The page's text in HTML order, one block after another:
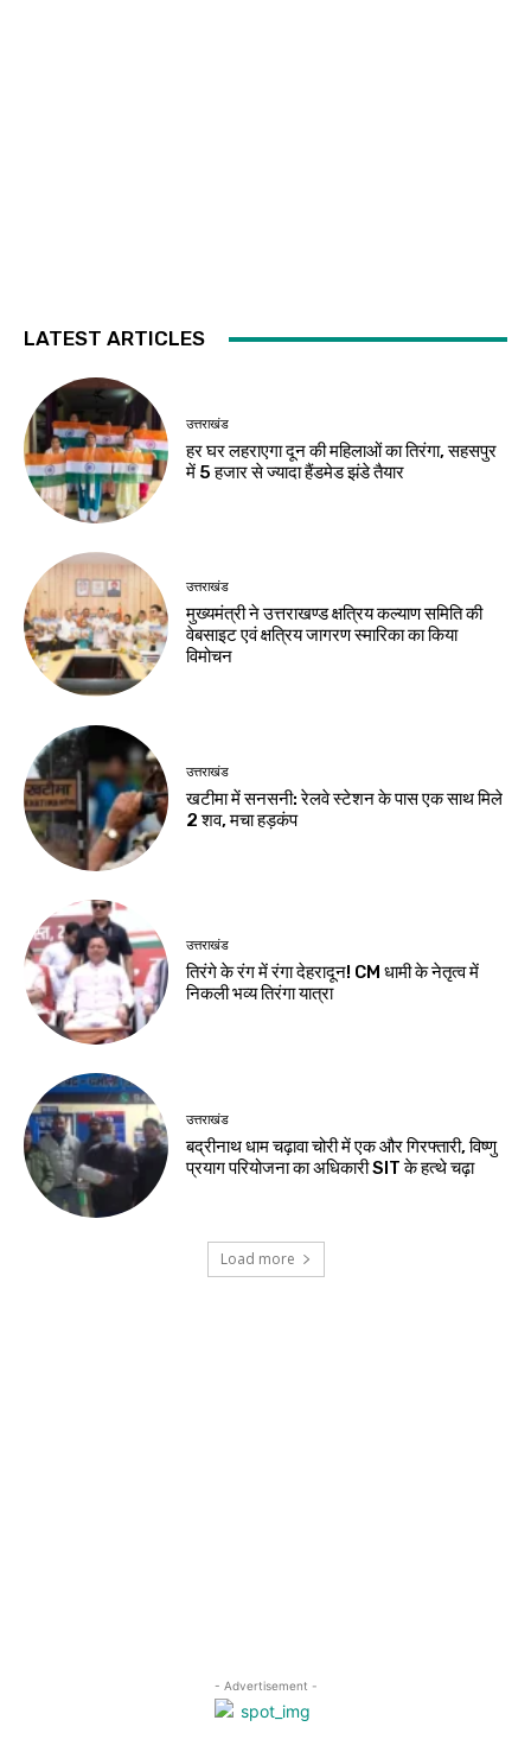
LATEST ARTICLES
उत्तराखंड
हर घर लहराएगा दून की महिलाओं का तिरंगा, सहसपुर
में 5 हजार से ज्यादा हैंडमेड झंडे तैयार
उत्तराखंड
मुख्यमंत्री ने उत्तराखण्ड क्षत्रिय कल्याण समिति की
वेबसाइट एवं क्षत्रिय जागरण स्मारिका का किया
विमोचन
उत्तराखंड
खटीमा में सनसनी: रेलवे स्टेशन के पास एक साथ मिले
2 शव, मचा हड़कंप
उत्तराखंड
तिरंगे के रंग में रंगा देहरादून! CM धामी के नेतृत्व में
निकली भव्य तिरंगा यात्रा
उत्तराखंड
बद्रीनाथ धाम चढ़ावा चोरी में एक और गिरफ्तारी, विष्णु
प्रयाग परियोजना का अधिकारी SIT के हत्थे चढ़ा
Load more
- Advertisement -